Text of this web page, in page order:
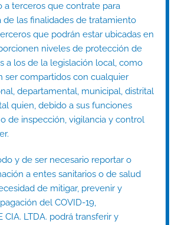
a terceros que contrate para
de las finalidades de tratamiento
que podrán estar ubicadas en
niveles de protección de
a los de la legislación local, como
ser compartidos con cualquier
departamental, municipal, distrital
quien, debido a sus funciones
de inspección, vigilancia y control
y de ser necesario reportar o
a entes sanitarios o de salud
de mitigar, prevenir y
del COVID-19,
CIA. LTDA. podrá transferir y